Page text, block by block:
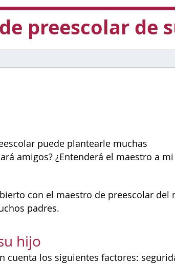
preescolar de
puede plantearle muchas
amigos? ¿Entenderá el maestro a mi
con el maestro de preescolar del
padres.
hijo
cuenta los siguientes factores: